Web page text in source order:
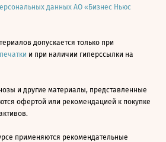
данных АО «Бизнес Ньюс
допускается только при
и при наличии гиперссылки на
и другие материалы, представленные
офертой или рекомендацией к покупке
применяются рекомендательные